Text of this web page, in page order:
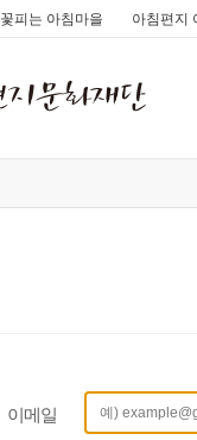
꽃피는 아침마을 아침편지
이메일